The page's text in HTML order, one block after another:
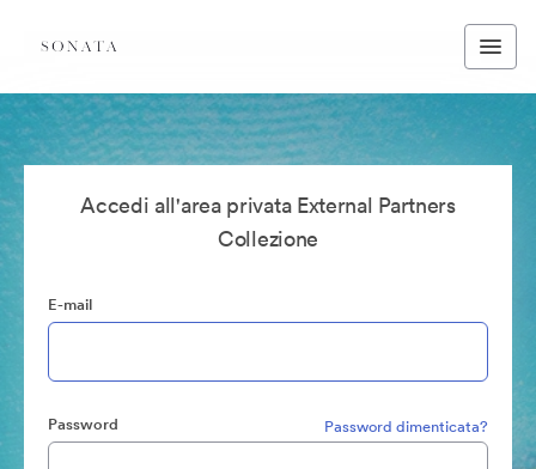
Accedi all'area privata External Partners
Collezione
E-mail
Password Password dimenticata?